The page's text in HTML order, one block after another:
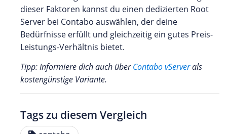
dieser Faktoren kannst du einen dedizierten Root
Server bei Contabo auswählen, der deine
Bedürfnisse erfüllt und gleichzeitig ein gutes Preis-
Leistungs-Verhältnis bietet.
Tipp: Informiere dich auch überContabo vServerals
kostengünstige Variante.
Tags zu diesem Vergleich